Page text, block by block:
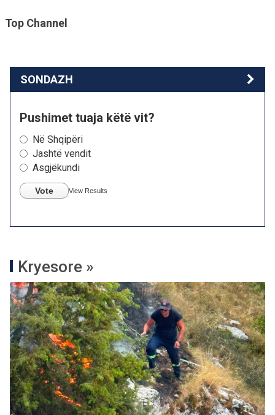
Top Channel
SONDAZH
Pushimet tuaja këtë vit?
Në Shqipëri
Jashtë vendit
Asgjëkundi
Vote View Results
Kryesore »